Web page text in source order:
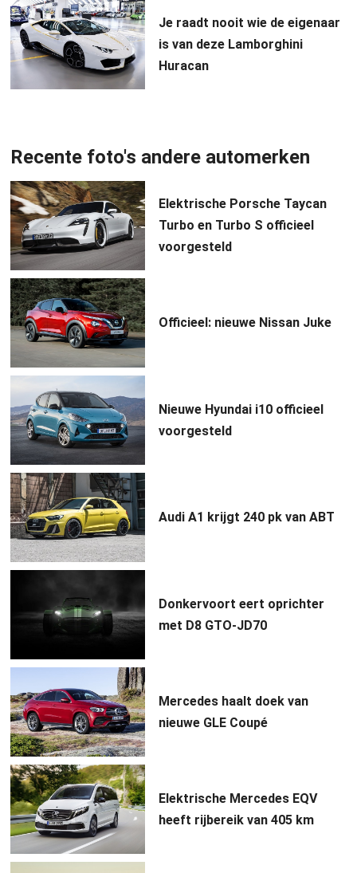
Je raadt nooit wie de eigenaar
is van deze Lamborghini
Huracan
Recente foto's andere automerken
Elektrische Porsche Taycan
Turbo en Turbo S officieel
voorgesteld
Officieel: nieuwe Nissan Juke
Nieuwe Hyundai i10 officieel
voorgesteld
Audi A1 krijgt 240 pk van ABT
Donkervoort eert oprichter
met D8 GTO-JD70
Mercedes haalt doek van
nieuwe GLE Coupé
Elektrische Mercedes EQV
heeft rijbereik van 405 km